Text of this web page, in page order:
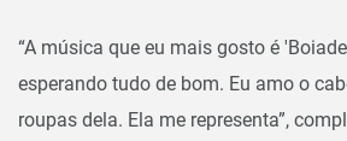
“A música que eu mais gosto é
esperando tudo de bom. Eu amo o
roupas dela. Ela me representa”,